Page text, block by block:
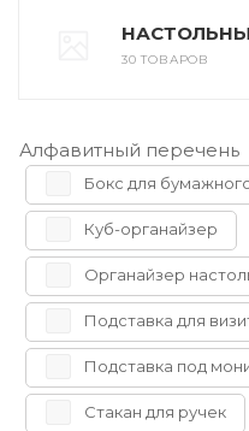
30 ТОВАРОВ
Алфавитный перечень
Бокс для
Куб-органайзер
Органайзер
Подставка для
Подставка под
Стакан для ручек